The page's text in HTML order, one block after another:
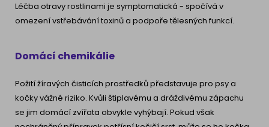
Léčba otravy rostlinami je symptomatická - spočívá v
omezení vstřebávání toxinů a podpoře tělesných funkcí.
Domácí chemikálie
Požití žíravých čisticích prostředků představuje pro psy a
kočky vážné riziko. Kvůli štiplavému a dráždivému zápachu
se jim domácí zvířata obvykle vyhýbají. Pokud však